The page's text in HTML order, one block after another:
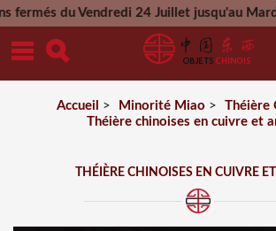
du Vendredi 24 Juillet jusqu'au Mardi
Mercredi 26
Accueil > Minorité Miao > Théière
Théière chinoises en cuivre et
THÉIÈRE CHINOISES EN CUIVRE ET